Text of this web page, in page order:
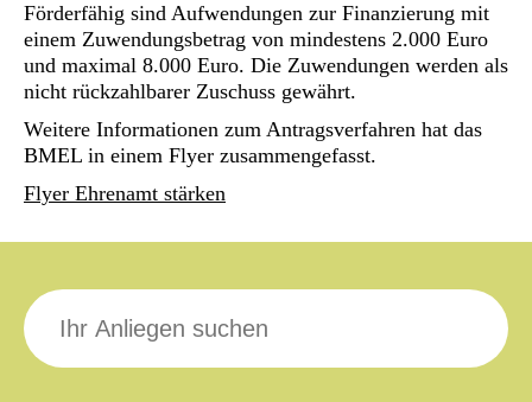
Förderfähig sind Aufwendungen zur Finanzierung mit
einem Zuwendungsbetrag von mindestens 2.000 Euro
und maximal 8.000 Euro. Die Zuwendungen werden als
nicht rückzahlbarer Zuschuss gewährt.
Weitere Informationen zum Antragsverfahren hat das
BMEL in einem Flyer zusammengefasst.
Flyer Ehrenamt stärken
Suche
nach: